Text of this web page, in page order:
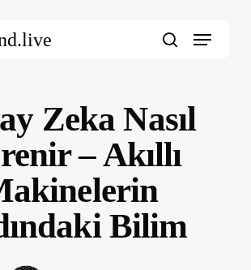
Menu
Zeka Nasıl
– Akıllı
Bilim